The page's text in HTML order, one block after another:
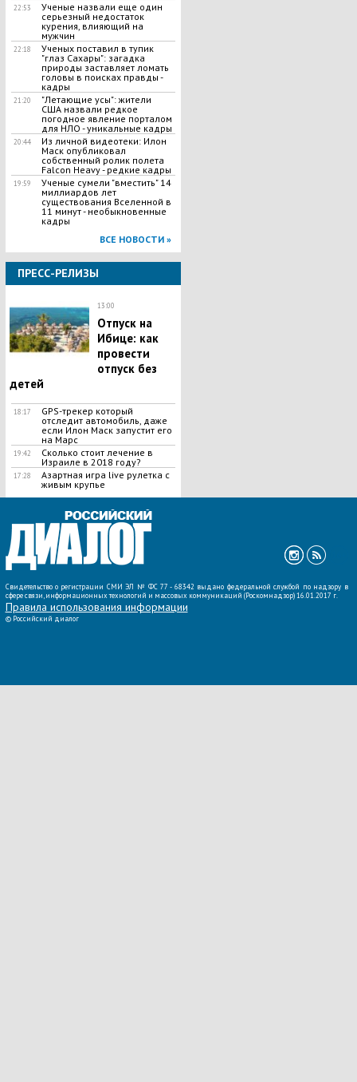
22:53
Ученые назвали еще один
серьезный недостаток
курения, влияющий на
мужчин
22:18
Ученых поставил в тупик
"глаз Сахары": загадка
природы заставляет ломать
головы в поисках правды -
кадры
21:20
"Летающие усы": жители
США назвали редкое
погодное явление порталом
для НЛО - уникальные кадры
20:44
Из личной видеотеки: Илон
Маск опубликовал
собственный ролик полета
Falcon Heavy - редкие кадры
19:59
Ученые сумели "вместить" 14
миллиардов лет
существования Вселенной в
11 минут - необыкновенные
кадры
ВСЕ НОВОСТИ »
ПРЕСС-РЕЛИЗЫ
13:00
Отпуск на
Ибице: как
провести
отпуск без
детей
18:17
GPS-трекер который
отследит автомобиль, даже
если Илон Маск запустит его
на Марс
19:42
Сколько стоит лечение в
Израиле в 2018 году?
17:28
Азартная игра live рулетка с
живым крупье
Свидетельство о регистрации СМИ ЭЛ № ФС 77 - 68342 выдано федеральной службой по надзору в
сфере связи, информационных технологий и массовых коммуникаций (Роскомнадзор) 16.01.2017 г.
Правила использования информации
© Российский диалог